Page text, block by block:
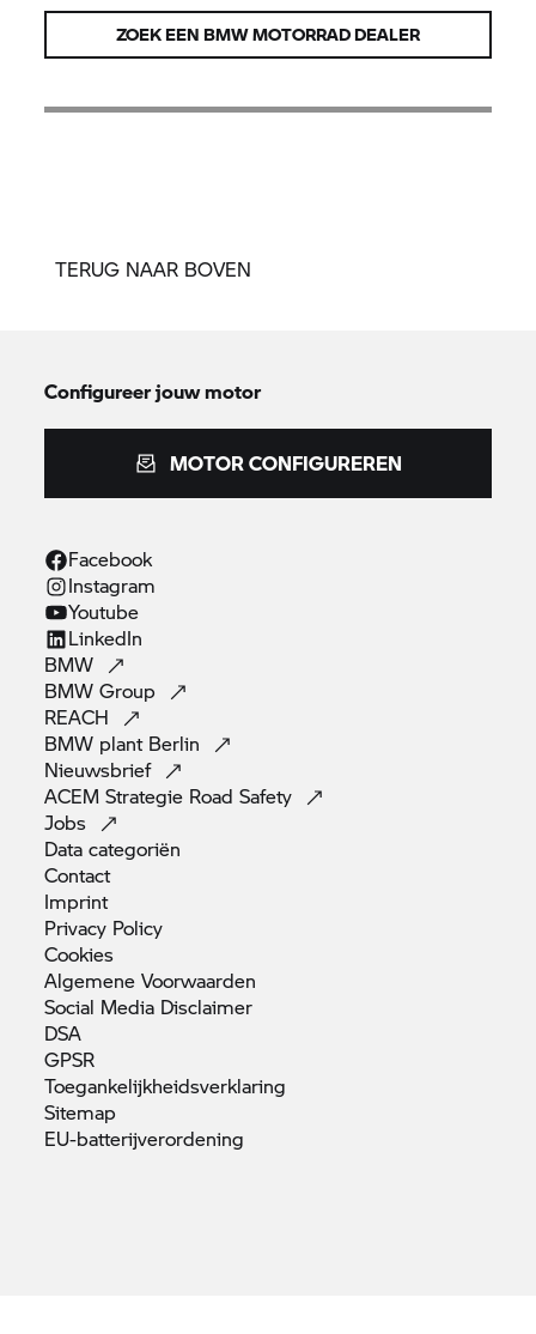
ZOEK EEN BMW MOTORRADDEALER
TERUG NAAR BOVEN
Configureer jouw motor
MOTOR CONFIGUREREN
Facebook
Instagram
Youtube
LinkedIn
BMW
BMWGroup
REACH
BMW plant Berlin
Nieuwsbrief
ACEM Strategie RoadSafety
Jobs
Datacategoriën
Contact
Imprint
Privacy Policy
Cookies
AlgemeneVoorwaarden
Social Media Disclaimer
DSA
GPSR
Toegankelijkheidsverklaring
Sitemap
EU-batterijverordening